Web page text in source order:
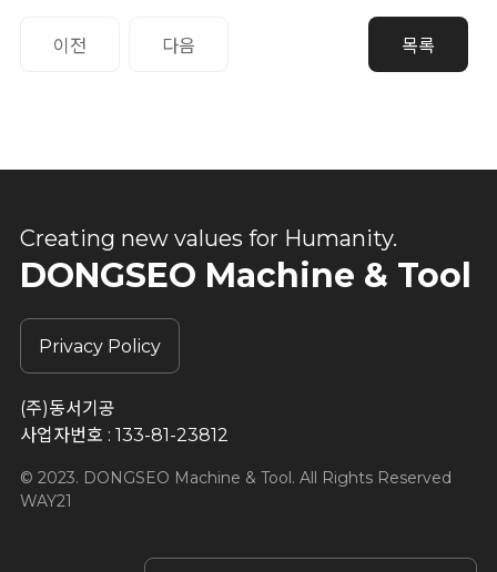
Creating new values for Humanity.
DONGSEO Machine & Tool
Privacy Policy
(주)동서기공
사업자번호 : 133-81-23812
© 2023. DONGSEO Machine & Tool. All Rights Reserved
WAY21